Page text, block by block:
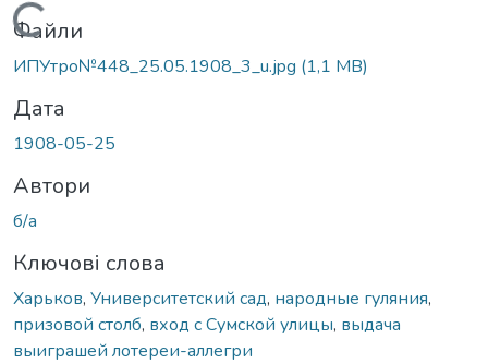
Вантажиться...
Файли
ИПУтро№448_25.05.1908_3_u.jpg (1,1 MB)
Дата
1908-05-25
Автори
б/а
Ключові слова
Харьков, Университетский сад, народные гуляния,
призовой столб, вход с Сумской улицы, выдача
выиграшей лотереи-аллегри